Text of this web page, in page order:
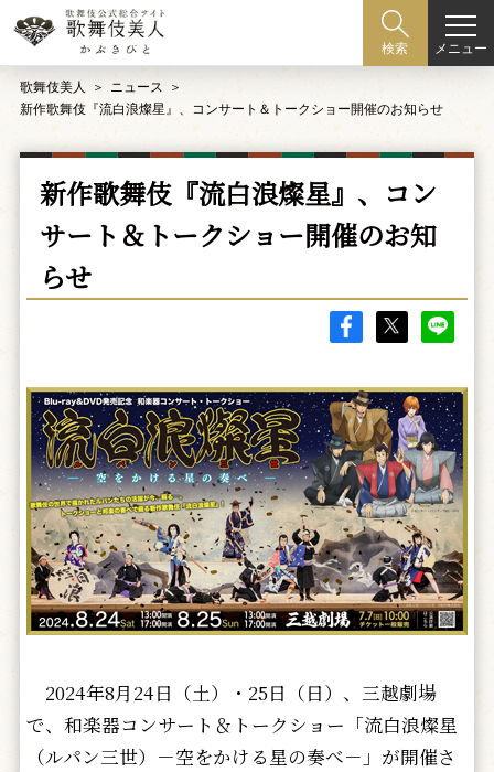
検索 メニュー
歌舞伎美人
ニュース
新作歌舞伎『流白浪燦星』、コンサート＆トークショー開催のお知らせ
新作歌舞伎『流白浪燦星』、コン
サート＆トークショー開催のお知
らせ
2024年8月24日（土）・25日（日）、三越劇場
で、和楽器コンサート＆トークショー「流白浪燦星
（ルパン三世）－空をかける星の奏べ－」が開催さ